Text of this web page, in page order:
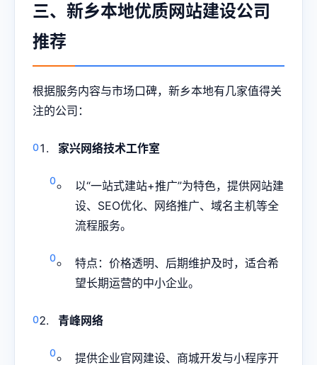
三、新乡本地优质网站建设公司
推荐
根据服务内容与市场口碑，新乡本地有几家值得关
注的公司：
家兴网络技术工作室
以“一站式建站+推广”为特色，提供网站建
设、SEO优化、网络推广、域名主机等全
流程服务。
特点：价格透明、后期维护及时，适合希
望长期运营的中小企业。
青峰网络
提供企业官网建设、商城开发与小程序开